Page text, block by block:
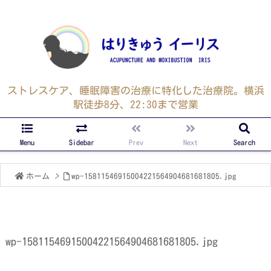
ストレスケア、睡眠障害の治療に特化した治療院。横浜
駅徒歩8分、22:30まで営業
Menu Sidebar Prev Next Search
ホーム > wp-15811546915004221564904681681805.jpg
wp-15811546915004221564904681681805.jpg